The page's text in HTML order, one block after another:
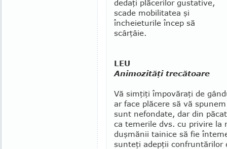
de­daţi plăcerilor gustative,
scade mo­bi­litatea şi
încheieturile încep să
scârţâie.
LEU
Animozităţi trecătoare
Vă simţiţi împovăraţi de
ar face plăcere să vă
sunt nefondate, dar din
ca temerile dvs. cu privire la
duşmănii tai­nice să fie
sunteţi adepţii confruntărilor